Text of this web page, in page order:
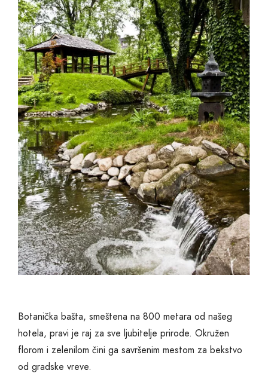
Botanička bašta, smeštena na 800 metara od našeg
hotela, pravi je raj za sve ljubitelje prirode. Okružen
florom i zelenilom čini ga savršenim mestom za bekstvo
od gradske vreve.